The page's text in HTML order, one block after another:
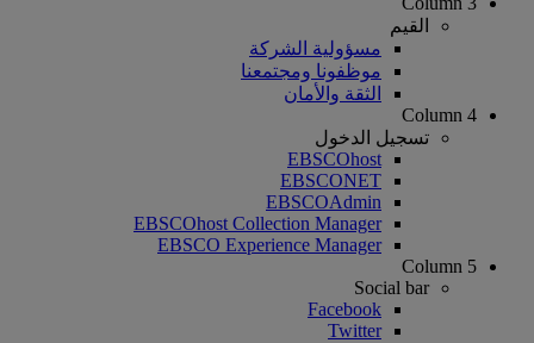
القيم
مسؤولية الشركة
موظفونا ومجتمعنا
الثقة والأمان
Column 4
تسجيل الدخول
EBSCOhost
EBSCONET
EBSCOAdmin
EBSCOhost Collection Manager
EBSCO Experience Manager
Column 5
Social bar
Facebook
Twitter